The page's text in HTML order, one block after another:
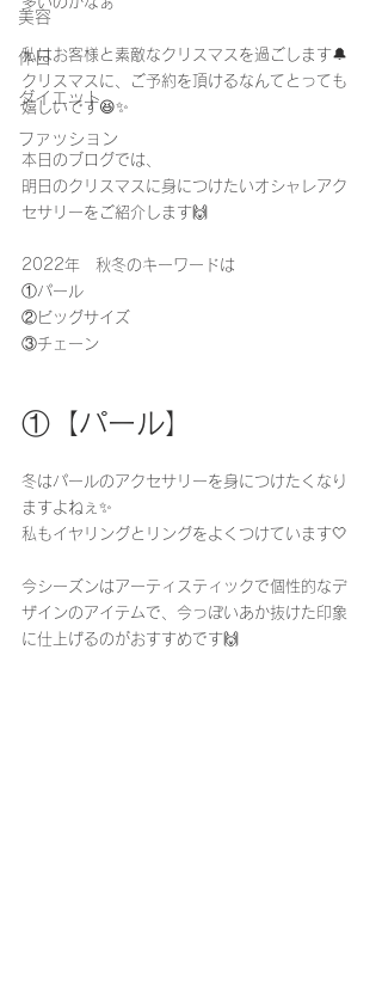
美容
休日
ダイエット
ファッション
私はお客様と素敵なクリスマスを過ごします🔔
クリスマスに、ご予約を頂けるなんてとっても
嬉しいです😆✨
本日のブログでは、
明日のクリスマスに身につけたいオシャレアク
セサリーをご紹介します🙌
2022年　秋冬のキーワードは
①パール
②ビッグサイズ
③チェーン
①【パール】
冬はパールのアクセサリーを身につけたくなり
ますよねぇ✨
私もイヤリングとリングをよくつけています🤍
今シーズンはアーティスティックで個性的なデ
ザインのアイテムで、今っぽいあか抜けた印象
に仕上げるのがおすすめです🙌